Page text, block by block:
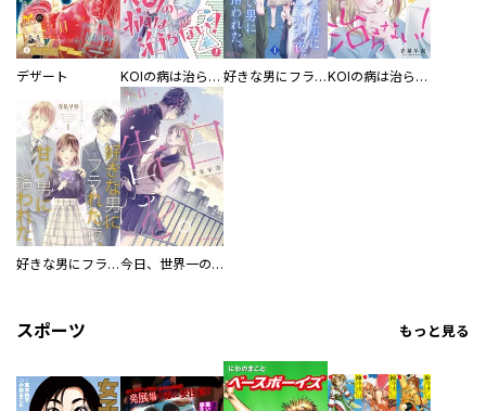
デザート KOIの病は治らない！ 好きな男にフラれた夜、甘い男に拾われた。 KOIの病は治らない！【描き下ろしおまけ付き特装版】
好きな男にフラれた夜、甘い男に拾われた。【描き下ろしおまけ付き特装版】 今日、世界一の告白を。
スポーツ もっと見る